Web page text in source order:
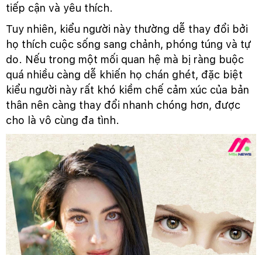
tiếp cận và yêu thích.
Tuy nhiên, kiểu người này thường dễ thay đổi bởi
họ thích cuộc sống sang chảnh, phóng túng và tự
do. Nếu trong một mối quan hệ mà bị ràng buộc
quá nhiều càng dễ khiến họ chán ghét, đặc biệt
kiểu người này rất khó kiềm chế cảm xúc của bản
thân nên càng thay đổi nhanh chóng hơn, được
cho là vô cùng đa tình.